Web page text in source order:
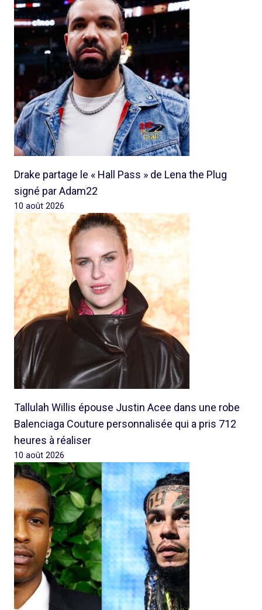
Drake partage le « Hall Pass » de Lena the Plug
signé par Adam22
10 août 2026
Tallulah Willis épouse Justin Acee dans une robe
Balenciaga Couture personnalisée qui a pris 712
heures à réaliser
10 août 2026